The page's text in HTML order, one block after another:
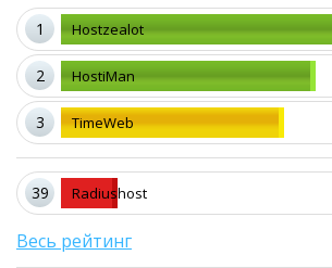
1 Hostzealot
2 HostiMan
3 TimeWeb
39 Radiushost
Весь рейтинг